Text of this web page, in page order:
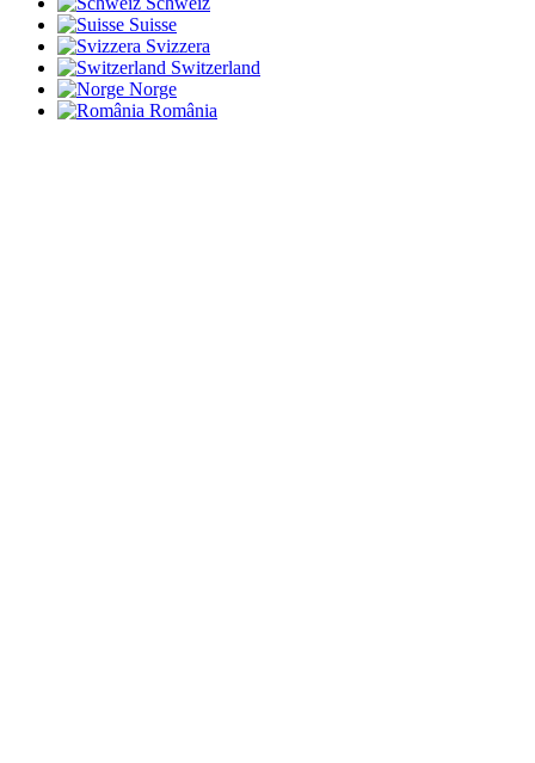
Suisse
Svizzera
Switzerland
Norge
România